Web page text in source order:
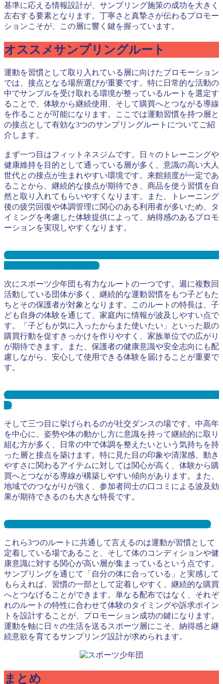
基準に応える情報設計が、サンプリング施策の成功を大きく
左右する要素となります。丁寧さと真摯さが伝わるプロモー
ションこそが、この層に響く鍵を握っています。
オススメサンプリングルート
運動を習慣として取り入れている層に向けたプロモーション
では、接点となる場所選びが重要です。特に日常的な活動の
中でサンプルを受け取れる環境が整っているルートを選定す
ることで、体験から継続使用、そして購買へとつながる導線
を作ることが可能になります。ここでは運動習慣を持つ層と
の接点として有効な3つのサンプリングルートについてご紹
介します。
まず一つ目はフィットネスジムです。日々のトレーニングや
健康維持を目的として通っている層が多く、意識の高い大人
世代との接点が生まれやすい環境です。来館頻度が一定であ
ることから、継続的な接点が期待でき、商品を使う習慣を自
然と取り入れてもらいやすくなります。また、トレーニング
後の疲労回復や体調管理に関心のある利用者が多いため、タ
イミングを考慮した体験提供によって、納得感のあるプロモ
ーションを実現しやすくなります。
ジム・スポーツジム・フィットネスジムサンプリングとは？
メリット３選と事例を紹介
次にスポーツ少年団も有力なルートの一つです。週に複数回
活動している団体が多く、継続的な運動習慣をもつ子どもた
ちとその保護者が対象となります。このルートの特長は、子
ども自身の体験を通じて、家庭内に情報が波及しやすい点で
す。「子どもが気に入ったからまた使いたい」といった親の
購買行動を促すきっかけを作りやすく、家族単位での広がり
が期待できます。また、保護者の健康意識や安全志向にも配
慮しながら、安心して使用できる体験を届けることが重要で
す。
スポーツ少年団サンプリングとは？メリット３選と事例を紹
介
そして三つ目に挙げられるのが社交ダンスの場です。中高年
を中心に、姿勢や体の動かし方に意識を持って継続的に取り
組む方が多く、日常の中で体調を整えたいという気持ちを持
った層と接点を築けます。特に見た目の印象や清潔感、動き
やすさに関わるアイテムに対しては関心が高く、体験から購
買へとつながる導線が構築しやすい傾向があります。また、
地域でのつながりが強く、参加者同士の口コミによる波及効
果が期待できるのも大きな特長です。
社交ダンスサンプリングとは？メリット３選と事例を紹介
これら3つのルートに共通して言えるのは運動が習慣として
定着している場であること、そして体のコンディションや健
康意識に対する関心が高い層が集まっているという点です。
サンプリングを通じて「自分の体に合っている」と実感して
もらえれば、習慣の一部として定着しやすく、継続的な購買
へとつなげることができます。単なる配布ではなく、それぞ
れのルートの特性に合わせて体験のタイミングや訴求ポイン
トを設計することが、プロモーション成功の鍵になります。
運動を軸に日々の生活を送るスポーツ層にこそ、納得感と継
続意欲を育てるサンプリング設計が求められます。
まとめ